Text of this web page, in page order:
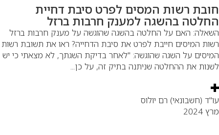
רשות המסים לפרט סיבת דחיית
בהשגה למענק חרבות ברזל
האם על החלטה בהשגה שהוגשה על מענק חרבות ברזל
המיסים חייבת לפרט את סיבת הדחייה? ראו את תשובת רשות
על השגה שהוגשה: "לאחר בדיקת השגתך, לא מצאתי כי יש
את ההחלטה שניתנה בתיק זה, על כן...
(חשבונאי) רם יולוס
2024